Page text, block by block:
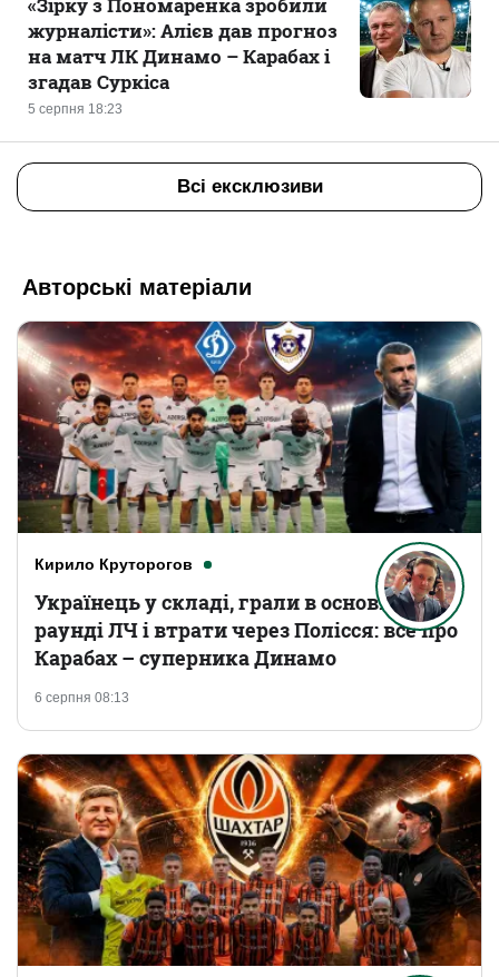
5 серпня 18:23
журналісти»: Алієв дав прогноз
на матч ЛК Динамо – Карабах і
згадав Суркіса
Всі ексклюзиви
Авторські матеріали
Кирило Круторогов
6 серпня 08:13
Українець у складі, грали в основному
раунді ЛЧ і втрати через Полісся: все про
Карабах – суперника Динамо